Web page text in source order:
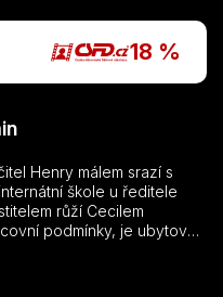
18 %
Henry málem srazí s
škole u ředitele
růží Cecilem
podmínky, je ubytován
si musí sehnat sám. V